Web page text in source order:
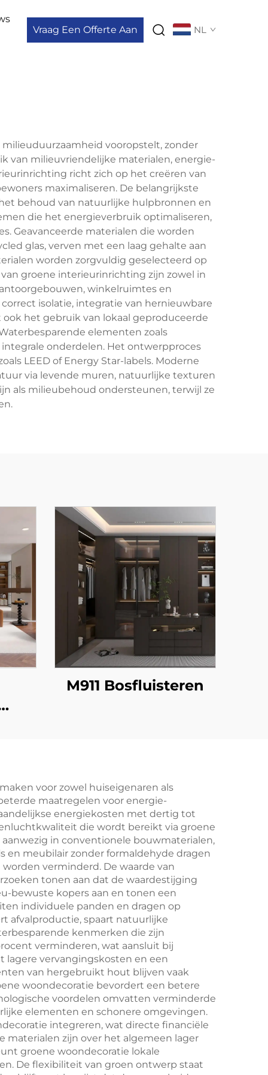
Vraag Een Offerte Aan NL
vooropstelt, zonder
van milieuvriendelijke materialen, energie-
richt zich op het creëren van
maximaliseren. De belangrijkste
behoud van natuurlijke hulpbronnen en
die het energieverbruik optimaliseren,
Geavanceerde materialen die worden
glas, verven met een laag gehalte aan
worden zorgvuldig geselecteerd op
groene interieurinrichting zijn zowel in
winkelruimtes en
isolatie, integratie van hernieuwbare
het gebruik van lokaal geproduceerde
elementen zoals
onderdelen. Het ontwerpproces
LEED of Energy Star-labels. Moderne
via levende muren, natuurlijke texturen
als milieubehoud ondersteunen, terwijl ze
M911 Bosfluisteren
voor zowel huiseigenaren als
maatregelen voor energie-
energiekosten met dertig tot
die wordt bereikt via groene
in conventionele bouwmaterialen,
en meubilair zonder formaldehyde dragen
verminderd. De waarde van
tonen aan dat de waardestijging
bewuste kopers aan en tonen een
individuele panden en dragen op
afvalproductie, spaart natuurlijke
kenmerken die zijn
verminderen, wat aansluit bij
vervangingskosten en een
van hergebruikt hout blijven vaak
woondecoratie bevordert een betere
voordelen omvatten verminderde
elementen en schonere omgevingen.
integreren, wat directe financiële
materialen zijn over het algemeen lager
groene woondecoratie lokale
De flexibiliteit van groen ontwerp staat